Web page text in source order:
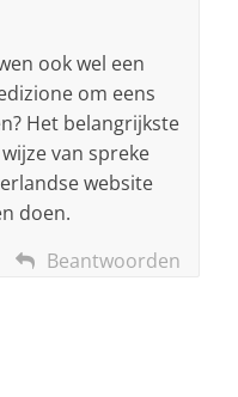
ook wel een
om eens
Het belangrijkste
van spreke
website
doen.
Beantwoorden